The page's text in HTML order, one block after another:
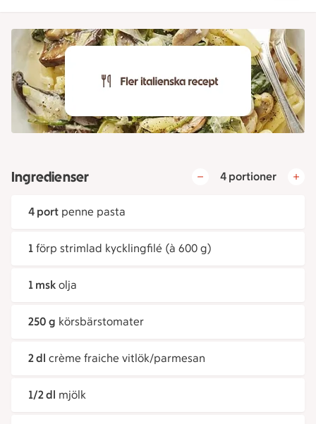
Ingredienser 4 portioner
4 port penne pasta
1 förp strimlad kycklingfilé (à 600 g)
1 msk olja
250 g körsbärstomater
2 dl crème fraiche vitlök/parmesan
1/2 dl mjölk